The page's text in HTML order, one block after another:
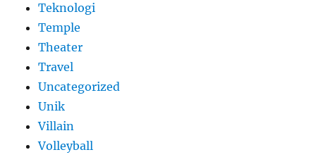
Teknologi
Temple
Theater
Travel
Uncategorized
Unik
Villain
Volleyball